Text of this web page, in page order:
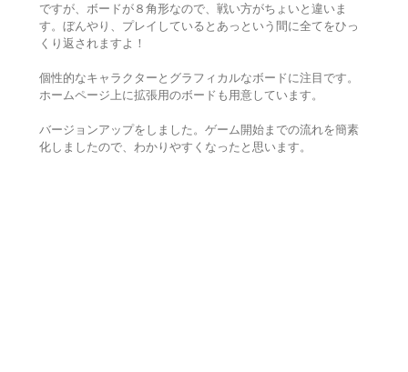
ですが、ボードが８角形なので、戦い方がちょいと違いま
す。ぼんやり、プレイしているとあっという間に全てをひっ
くり返されますよ！
個性的なキャラクターとグラフィカルなボードに注目です。
ホームページ上に拡張用のボードも用意しています。
バージョンアップをしました。ゲーム開始までの流れを簡素
化しましたので、わかりやすくなったと思います。